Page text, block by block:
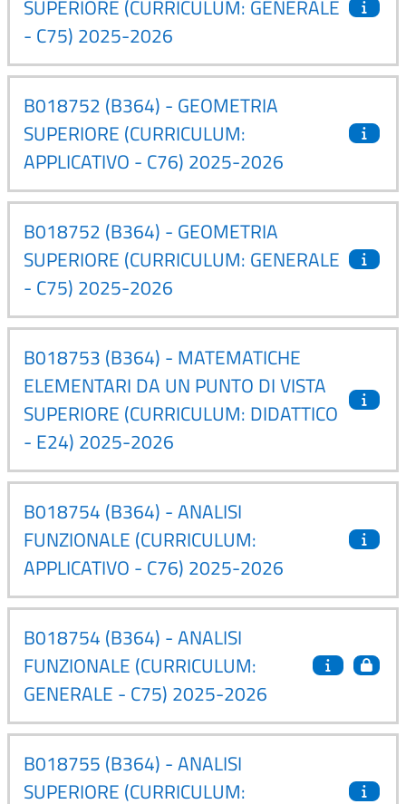
SUPERIORE (CURRICULUM: GENERALE
- C75) 2025-2026
B018752 (B364) - GEOMETRIA
SUPERIORE (CURRICULUM:
APPLICATIVO - C76) 2025-2026
B018752 (B364) - GEOMETRIA
SUPERIORE (CURRICULUM: GENERALE
- C75) 2025-2026
B018753 (B364) - MATEMATICHE
ELEMENTARI DA UN PUNTO DI VISTA
SUPERIORE (CURRICULUM: DIDATTICO
- E24) 2025-2026
B018754 (B364) - ANALISI
FUNZIONALE (CURRICULUM:
APPLICATIVO - C76) 2025-2026
B018754 (B364) - ANALISI
FUNZIONALE (CURRICULUM:
GENERALE - C75) 2025-2026
B018755 (B364) - ANALISI
SUPERIORE (CURRICULUM: